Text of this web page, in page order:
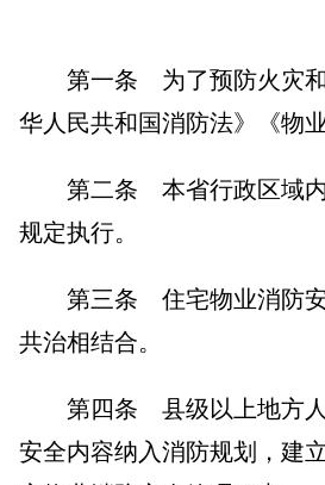
第一条 为了预防火灾
华人民共和国消防法》《物
第二条 本省行政区域
规定执行。
第三条 住宅物业消防
共治相结合。
第四条 县级以上地方
安全内容纳入消防规划，建